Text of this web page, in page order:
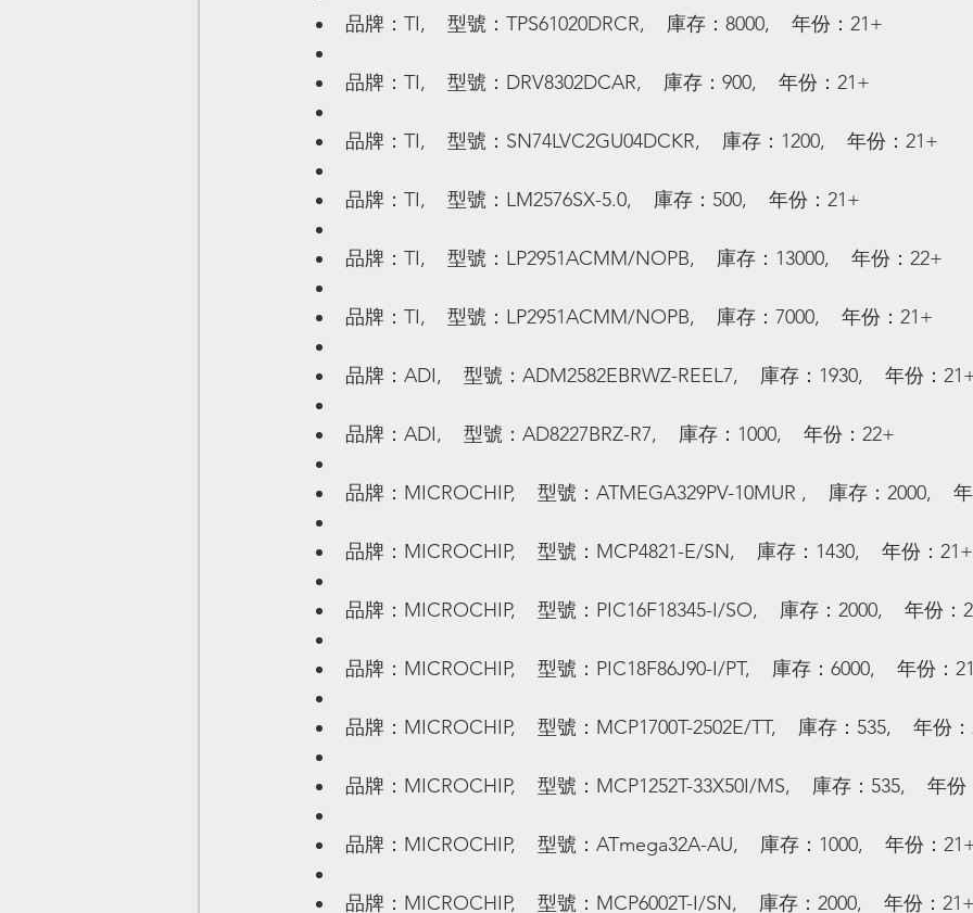
品牌：TI,    型號：TPS61020DRCR,    庫存：8000,    年份：21+
品牌：TI,    型號：DRV8302DCAR,    庫存：900,    年份：21+
品牌：TI,    型號：SN74LVC2GU04DCKR,    庫存：1200,    年份：21+
品牌：TI,    型號：LM2576SX-5.0,    庫存：500,    年份：21+
品牌：TI,    型號：LP2951ACMM/NOPB,    庫存：13000,    年份：22+
品牌：TI,    型號：LP2951ACMM/NOPB,    庫存：7000,    年份：21+
品牌：ADI,    型號：ADM2582EBRWZ-REEL7,    庫存：1930,    年份：
品牌：ADI,    型號：AD8227BRZ-R7,    庫存：1000,    年份：22+
品牌：MICROCHIP,    型號：ATMEGA329PV-10MUR ,    庫存：2000,
品牌：MICROCHIP,    型號：MCP4821-E/SN,    庫存：1430,    年份：21+
品牌：MICROCHIP,    型號：PIC16F18345-I/SO,    庫存：2000,    年份：
品牌：MICROCHIP,    型號：PIC18F86J90-I/PT,    庫存：6000,    年份：
品牌：MICROCHIP,    型號：MCP1700T-2502E/TT,    庫存：535,    年份
品牌：MICROCHIP,    型號：MCP1252T-33X50I/MS,    庫存：535,    年份
品牌：MICROCHIP,    型號：ATmega32A-AU,    庫存：1000,    年份：
品牌：MICROCHIP,    型號：MCP6002T-I/SN,    庫存：2000,    年份：